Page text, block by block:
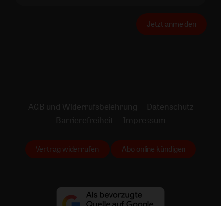
Jetzt anmelden
AGB und Widerrufsbelehrung
Datenschutz
Barrierefreiheit
Impressum
Vertrag widerrufen Abo online kündigen